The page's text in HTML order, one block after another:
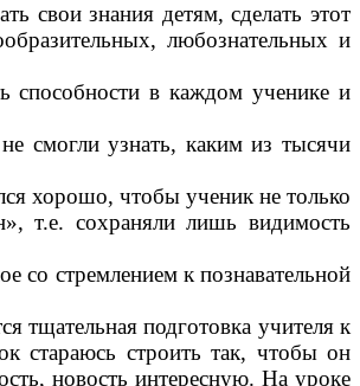
свои знания детям, сделать этот
любознательных и
способности в каждом ученике и
смогли узнать, каким из тысячи
хорошо, чтобы ученик не только
т.е. сохраняли лишь видимость
со стремлением к познавательной
подготовка учителя к
стараюсь строить так, чтобы он
новость интересную. На уроке